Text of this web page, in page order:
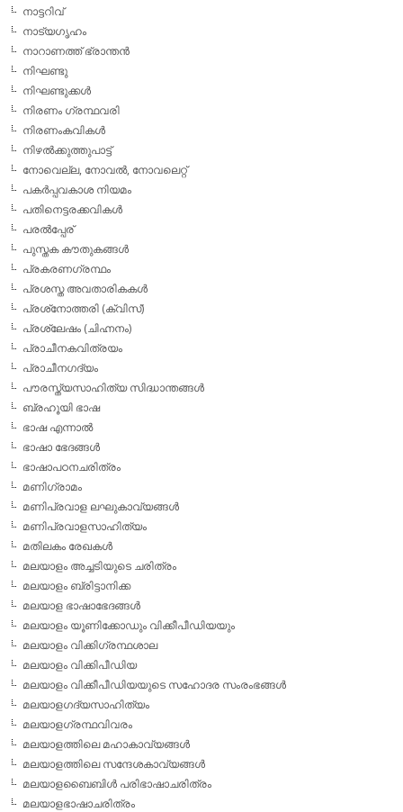
നാട്ടറിവ്
നാട്യഗൃഹം
നാറാണത്ത് ഭ്രാന്തന്‍
നിഘണ്ടു
നിഘണ്ടുക്കള്‍
നിരണം ഗ്രന്ഥവരി
നിരണംകവികള്‍
നിഴല്‍ക്കുത്തുപാട്ട്
നോവെല്ല, നോവല്‍, നോവലെറ്റ്
പകര്‍പ്പവകാശ നിയമം
പതിനെട്ടരക്കവികള്‍
പരല്‍പ്പേര്
പുസ്തക കൗതുകങ്ങള്‍
പ്രകരണഗ്രന്ഥം
പ്രശസ്ത അവതാരികകള്‍
പ്രശ്‌നോത്തരി (ക്വിസ്)
പ്രശ്ലേഷം (ചിഹ്നനം)
പ്രാചീനകവിത്രയം
പ്രാചീനഗദ്യം
പൗരസ്ത്യസാഹിത്യ സിദ്ധാന്തങ്ങള്‍
ബ്രഹൂയി ഭാഷ
ഭാഷ എന്നാല്‍
ഭാഷാ ഭേദങ്ങള്‍
ഭാഷാപഠനചരിത്രം
മണിഗ്രാമം
മണിപ്രവാള ലഘുകാവ്യങ്ങള്‍
മണിപ്രവാളസാഹിത്യം
മതിലകം രേഖകള്‍
മലയാളം അച്ചടിയുടെ ചരിത്രം
മലയാളം ബ്രിട്ടാനിക്ക
മലയാള ഭാഷാഭേദങ്ങള്‍
മലയാളം യൂണിക്കോഡും വിക്കീപീഡിയയും
മലയാളം വിക്കിഗ്രന്ഥശാല
മലയാളം വിക്കിപീഡിയ
മലയാളം വിക്കീപീഡിയയുടെ സഹോദര സംരംഭങ്ങള്‍
മലയാളഗദ്യസാഹിത്യം
മലയാളഗ്രന്ഥവിവരം
മലയാളത്തിലെ മഹാകാവ്യങ്ങള്‍
മലയാളത്തിലെ സന്ദേശകാവ്യങ്ങള്‍
മലയാളബൈബിള്‍ പരിഭാഷാചരിത്രം
മലയാളഭാഷാചരിത്രം